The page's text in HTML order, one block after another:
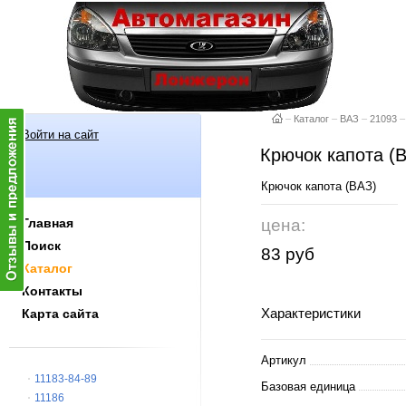
Войти на сайт
Главная
Поиск
Каталог
Контакты
Карта сайта
11183-84-89
11186
– Каталог – ВАЗ – 21093 –
Крючок капота
Крючок капота (ВАЗ)
цена:
83 руб
Характеристики
Артикул
Базовая единица